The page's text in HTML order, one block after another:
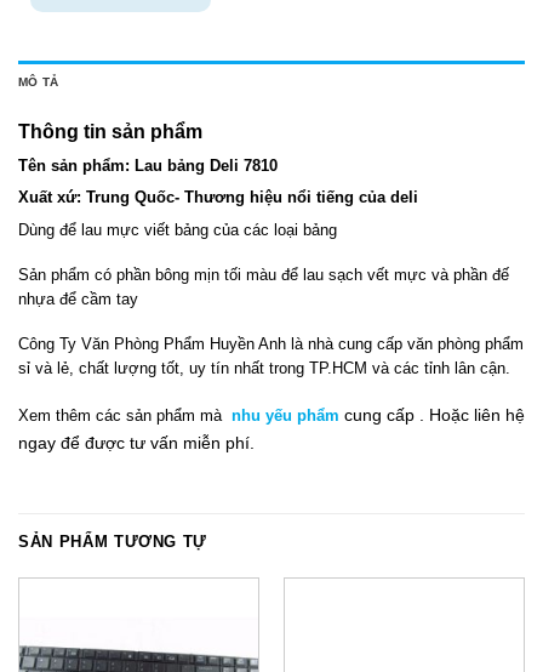
MÔ TẢ
Thông tin sản phẩm
Tên sản phẩm: Lau bảng Deli 7810
Xuất xứ: Trung Quốc- Thương hiệu nổi tiếng của deli
Dùng để lau mực viết bảng của các loại bảng
Sản phẩm có phần bông mịn tối màu để lau sạch vết mực và phần đế
nhựa để cầm tay
Công Ty Văn Phòng Phẩm Huyền Anh là nhà cung cấp văn phòng phẩm
sỉ và lẻ, chất lượng tốt, uy tín nhất trong TP.HCM và các tỉnh lân cận.
Xem thêm các sản phẩm mà nhu yếu phẩm cung cấp .
Hoặc liên hệ
ngay để được tư vấn miễn phí.
SẢN PHẨM TƯƠNG TỰ